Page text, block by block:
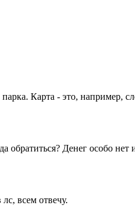
Карта - это, например,
обратиться? Денег особо
всем отвечу.